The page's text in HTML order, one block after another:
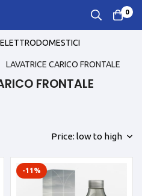
0
LAVATRICE CARICO FRONTALE
FRONTALE
Price: low to high
-11%